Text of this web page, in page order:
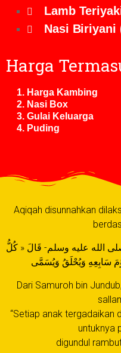
Lamb
Nasi Biriyani
Harga
Harga Kambing
Nasi Box
Gulai Keluarga
Puding
Aqiqah disunnahkan
الله عليه وسلم- قَالَ « كُلُّ
Dari Samuroh bin
“Setiap anak tergadaikan
untuknya
digundul